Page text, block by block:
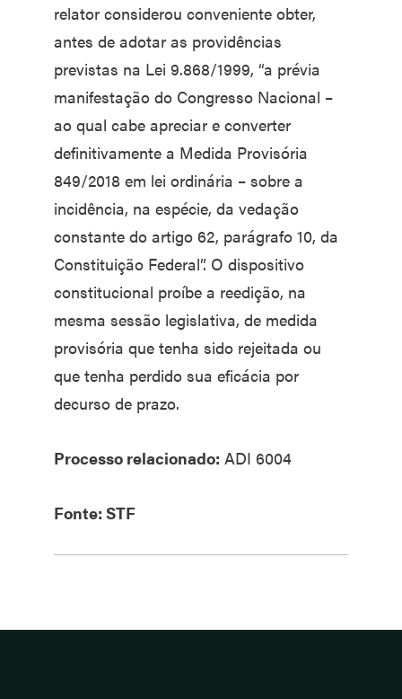
relator considerou conveniente obter,
antes de adotar as providências
previstas na Lei 9.868/1999, “a prévia
manifestação do Congresso Nacional –
ao qual cabe apreciar e converter
definitivamente a Medida Provisória
849/2018 em lei ordinária – sobre a
incidência, na espécie, da vedação
constante do artigo 62, parágrafo 10, da
Constituição Federal”. O dispositivo
constitucional proíbe a reedição, na
mesma sessão legislativa, de medida
provisória que tenha sido rejeitada ou
que tenha perdido sua eficácia por
decurso de prazo.
Processo relacionado: ADI 6004
Fonte: STF